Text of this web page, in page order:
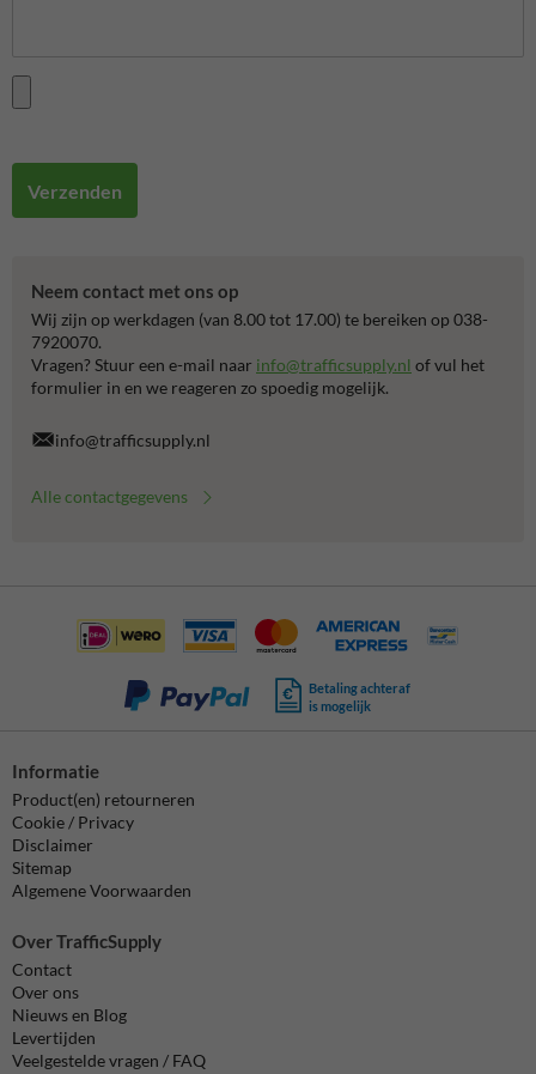
Verzenden
Neem contact met ons op
Wij zijn op werkdagen (van 8.00 tot 17.00) te bereiken op 038-
7920070.
Vragen? Stuur een e-mail naar info@trafficsupply.nl of vul het
formulier in en we reageren zo spoedig mogelijk.
info@trafficsupply.nl
Alle contactgegevens
Betaling achteraf
is mogelijk
Informatie
Product(en) retourneren
Cookie / Privacy
Disclaimer
Sitemap
Algemene Voorwaarden
Over TrafficSupply
Contact
Over ons
Nieuws en Blog
Levertijden
Veelgestelde vragen / FAQ